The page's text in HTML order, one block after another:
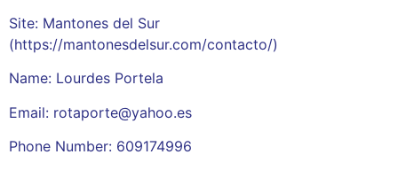
Site: Mantones del Sur
(https://mantonesdelsur.com/contacto/)
Name: Lourdes Portela
Email: rotaporte@yahoo.es
Phone Number: 609174996